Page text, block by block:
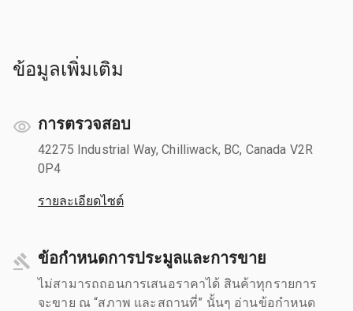
ข้อมูลเพิ่มเติม
การตรวจสอบ
42275 Industrial Way, Chilliwack, BC, Canada V2R
0P4
รายละเอียดไซต์
ข้อกำหนดการประมูลและการขาย
ไม่สามารถถอนการเสนอราคาได้ สินค้าทุกรายการ
จะขาย ณ “สภาพ และสถานที่” นั้นๆ อ่านข้อกำหนด